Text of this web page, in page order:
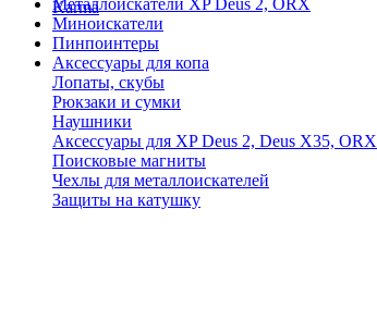
Karma
Металлоискатели XP Deus 2, ORX
Миноискатели
Пинпоинтеры
Аксессуары для копа
Лопаты, скубы
Рюкзаки и сумки
Наушники
Аксессуары для XP Deus 2, Deus X35, ORX
Поисковые магниты
Чехлы для металлоискателей
Защиты на катушку